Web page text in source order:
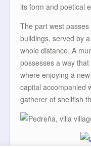
its form and poetical
The part west
buildings, served by
whole distance. A
possesses a way
where enjoying a
capital accompanied
gatherer of shellfish